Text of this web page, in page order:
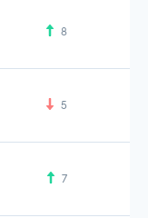
8
5
7